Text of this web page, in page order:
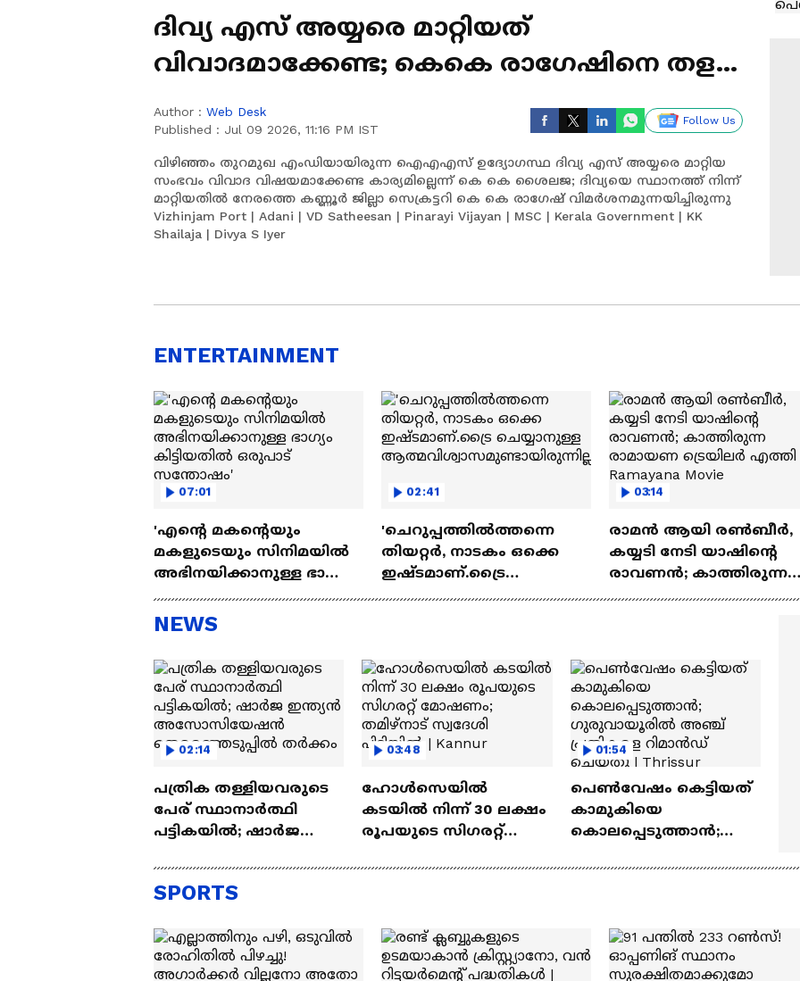
ദിവ്യ എസ് അയ്യരെ മാറ്റിയത്
വിവാദമാക്കേണ്ട; കെകെ രാ​ഗേഷിനെ തളളി
Author : Web Desk
Published : Jul 09 2026, 11:16 PM IST
Follow Us
വിഴിഞ്ഞം തുറമുഖ എംഡിയായിരുന്ന ഐഎഎസ് ഉദ്യോ​ഗസ്ഥ ദിവ്യ എസ് അയ്യരെ മാറ്റിയ
സംഭവം വിവാദ വിഷയമാക്കേണ്ട കാര്യമില്ലെന്ന് കെ കെ ശൈലജ; ദിവ്യയെ സ്ഥാനത്ത് നിന്ന്
മാറ്റിയതിൽ നേരത്തെ കണ്ണൂർ ജില്ലാ സെക്രട്ടറി കെ കെ രാ​ഗേഷ് വിമർശനമുന്നയിച്ചിരുന്നു
Vizhinjam Port | Adani | VD Satheesan | Pinarayi Vijayan | MSC | Kerala Government | KK
Shailaja | Divya S Iyer
ENTERTAINMENT
07:01
'എന്റെ മകന്റെയും
മകളുടെയും സിനിമയിൽ
അഭിനയിക്കാനുള്ള ഭാഗ്യം
കിട്ടിയതിൽ ഒരുപാട്
സന്തോഷം'
02:41
'ചെറുപ്പത്തിൽത്തന്നെ
തിയറ്റർ, നാടകം ഒക്കെ
ഇഷ്ടമാണ്.ട്രൈ
ചെയ്യാനുള്ള
03:14
രാമന്‍ ആയി രൺബീർ,
കയ്യടി നേടി യാഷിന്റെ
രാവണൻ; കാത്തിരുന്ന
രാമായണ ട്രെയിലർ
NEWS
02:14
പത്രിക തള്ളിയവരുടെ
പേര് സ്ഥാനാര്‍ത്ഥി
പട്ടികയിൽ; ഷാര്‍ജ
അസോസിയേഷൻ
തെര‍ഞ്ഞെടുപ്പിൽ
03:48
ഹോൾസെയിൽ
കടയിൽ നിന്ന് 30 ലക്ഷം
രൂപയുടെ സിഗരറ്റ്
സ്വദേശി പിടിയിൽ |
01:54
പെൺവേഷം കെട്ടിയത്
കാമുകിയെ
കൊലപ്പെടുത്താൻ;
പ്രതികളെ റിമാൻഡ്
SPORTS